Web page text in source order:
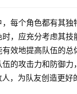
每个角色都有其独
，应充分考虑其技
效地提高队伍的总
的攻击力和防御力
，为队友创造更好